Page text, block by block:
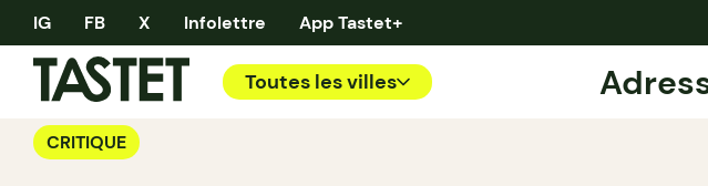
IG FB X Infolettre App Tastet+
Toutes les villes
CRITIQUE